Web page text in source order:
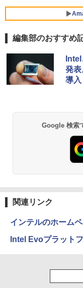
5
5
￥
￥
￥
編集部のおすすめ
発
導入
Google 検索
関連リンク
インテルのホーム
Intel Evoプラット